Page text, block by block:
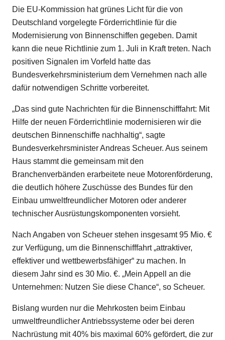
Die EU-Kommission hat grünes Licht für die von
Deutschland vorgelegte Förderrichtlinie für die
Modernisierung von Binnenschiffen gegeben. Damit
kann die neue Richtlinie zum 1. Juli in Kraft treten. Nach
positiven Signalen im Vorfeld hatte das
Bundesverkehrsministerium dem Vernehmen nach alle
dafür notwendigen Schritte vorbereitet.
„Das sind gute Nachrichten für die Binnenschifffahrt: Mit
Hilfe der neuen Förderrichtlinie modernisieren wir die
deutschen Binnenschiffe nachhaltig“, sagte
Bundesverkehrsminister Andreas Scheuer. Aus seinem
Haus stammt die gemeinsam mit den
Branchenverbänden erarbeitete neue Motorenförderung,
die deutlich höhere Zuschüsse des Bundes für den
Einbau umweltfreundlicher Motoren oder anderer
technischer Ausrüstungskomponenten vorsieht.
Nach Angaben von Scheuer stehen insgesamt 95 Mio. €
zur Verfügung, um die Binnenschifffahrt „attraktiver,
effektiver und wettbewerbsfähiger“ zu machen. In
diesem Jahr sind es 30 Mio. €. „Mein Appell an die
Unternehmen: Nutzen Sie diese Chance“, so Scheuer.
Bislang wurden nur die Mehrkosten beim Einbau
umweltfreundlicher Antriebssysteme oder bei deren
Nachrüstung mit 40% bis maximal 60% gefördert, die zur